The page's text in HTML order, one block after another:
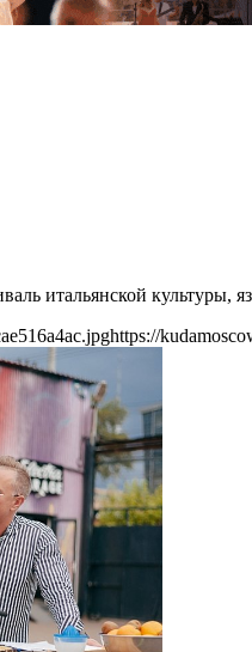
итальянской культуры,
https://